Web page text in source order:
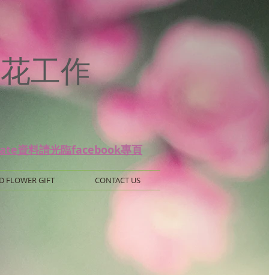
花工作
資料請光臨facebook專頁
FLOWER GIFT CONTACT US